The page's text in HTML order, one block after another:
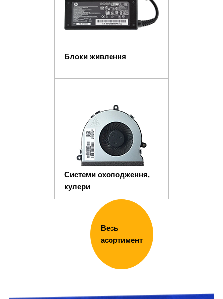
Блоки живлення
Системи охолодження,
кулери
Весь
асортимент